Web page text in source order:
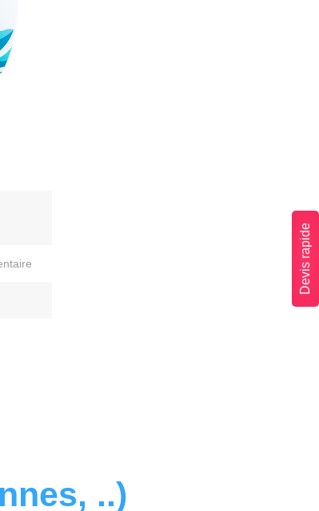
..)
Devis rapide